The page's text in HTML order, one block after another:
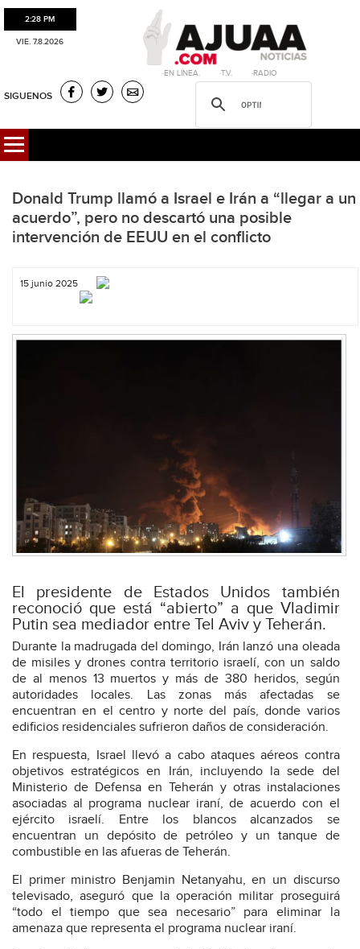
2:28 PM
VIE. 7.8.2026
·EN LÍNEA. ·T.V. ·RADIO
SIGUENOS
Donald Trump llamó a Israel e Irán a “llegar a un
acuerdo”, pero no descartó una posible
intervención de EEUU en el conflicto
15 junio 2025
El presidente de Estados Unidos también
reconoció que está “abierto” a que Vladimir
Putin sea mediador entre Tel Aviv y Teherán.
Durante la madrugada del domingo, Irán lanzó una oleada
de misiles y drones contra territorio israelí, con un saldo
de al menos 13 muertos y más de 380 heridos, según
autoridades locales. Las zonas más afectadas se
encuentran en el centro y norte del país, donde varios
edificios residenciales sufrieron daños de consideración.
En respuesta, Israel llevó a cabo ataques aéreos contra
objetivos estratégicos en Irán, incluyendo la sede del
Ministerio de Defensa en Teherán y otras instalaciones
asociadas al programa nuclear iraní, de acuerdo con el
ejército israelí. Entre los blancos alcanzados se
encuentran un depósito de petróleo y un tanque de
combustible en las afueras de Teherán.
El primer ministro Benjamin Netanyahu, en un discurso
televisado, aseguró que la operación militar proseguirá
“todo el tiempo que sea necesario” para eliminar la
amenaza que representa el programa nuclear iraní.